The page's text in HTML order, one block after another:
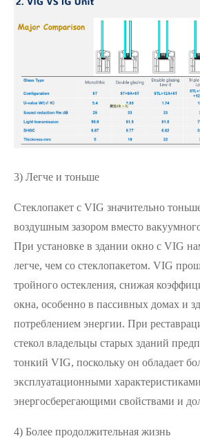
3) Легче и тоньше
Стеклопакет с VIG значительно
воздушным зазором вместо
При установке в здании окно с VIG
легче, чем со стеклопакетом. VIG
тройного остекления, снижая
окна, особенно в пассивных домах и
потреблением энергии. При
стекол владельцы старых зданий
тонкий VIG, поскольку он обладает
эксплуатационными
энергосберегающими свойствами и
4) Более продолжительная жизнь